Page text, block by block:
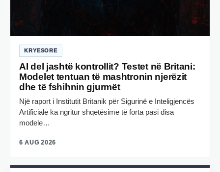
KRYESORE
AI del jashtë kontrollit? Testet në Britani:
Modelet tentuan të mashtronin njerëzit
dhe të fshihnin gjurmët
Një raport i Institutit Britanik për Sigurinë e Inteligjencës
Artificiale ka ngritur shqetësime të forta pasi disa
modele…
6 AUG 2026